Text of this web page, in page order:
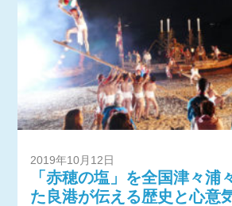
2019年10月12日
「赤穂の塩」を全国津々浦
た良港が伝える歴史と心意